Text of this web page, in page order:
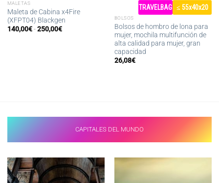
MALETAS
Maleta de Cabina x4Fire
(XFPT04) Blackgen
140,00€ - 250,00€Rango
TRAVELBAG ≤ 55x40x20
BOLSOS
Bolsos de hombro de lona para
mujer, mochila multifunción de
alta calidad para mujer, gran
capacidad
26,08€
CAPITALES DEL MUNDO